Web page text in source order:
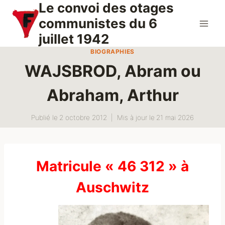
contenu
Le convoi des otages
communistes du 6
juillet 1942
BIOGRAPHIES
WAJSBROD, Abram ou
Abraham, Arthur
Publié le 2 octobre 2012 Mis à jour le 21 mai 2026
Matricule « 46 312 » à
Auschwitz